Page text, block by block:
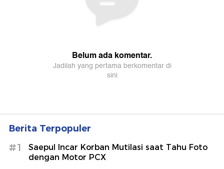
Berita Terpopuler
#1
Saepul Incar Korban Mutilasi saat Tahu Foto
dengan Motor PCX